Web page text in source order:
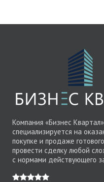
Компания «Бизнес
специализируется на
покупке и продаже
провести сделку любой
с нормами действующего